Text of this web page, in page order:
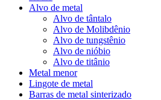
Alvo de metal
Alvo de tântalo
Alvo de Molibdênio
Alvo de tungstênio
Alvo de nióbio
Alvo de titânio
Metal menor
Lingote de metal
Barras de metal sinterizado